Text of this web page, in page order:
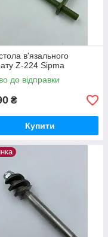
в'язального
Z-224 Sipma
до відправки
₴
Купити